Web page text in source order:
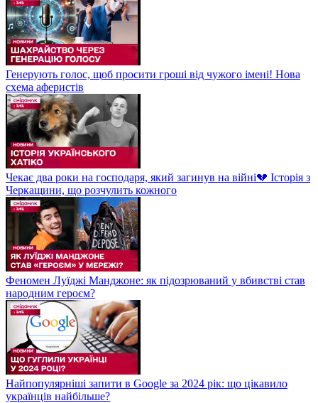
Генерують голос, щоб просити гроші від чужого імені! Нова
схема аферистів
Чекає два роки на господаря, який загинув на війні💔 Історія з
Черкащини, що розчулить кожного
Феномен Луїджі Манджоне: як підозрюваний у вбивстві став
народним героєм?
Найпопулярніші запити в Google за 2024 рік: що цікавило
українців найбільше?